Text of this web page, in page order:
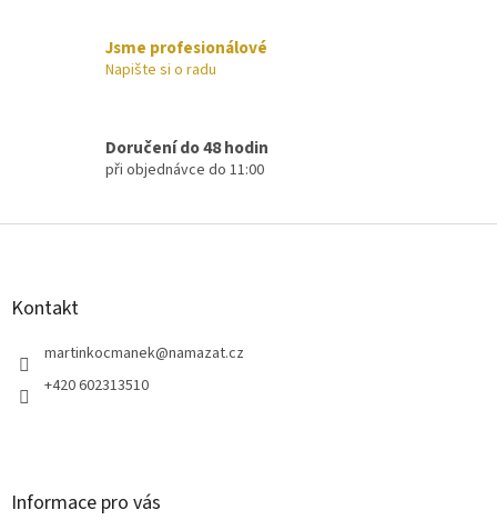
v
s
u
Jsme profesionálové
Napište si o radu
Doručení do 48 hodin
při objednávce do 11:00
Z
Kontakt
martinkocmanek@namazat.cz
+420 602313510
Informace pro vás